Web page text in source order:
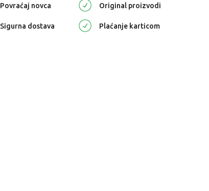
Povraćaj novca Original proizvodi
Sigurna dostava Plaćanje karticom